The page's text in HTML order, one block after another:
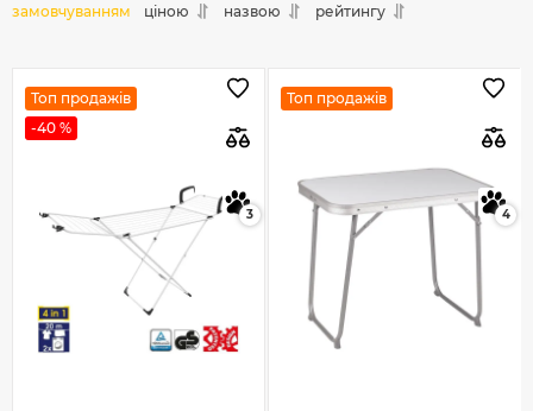
замовчуванням ціною назвою рейтингу
Топ продажів
-40 %
3
Топ продажів
4